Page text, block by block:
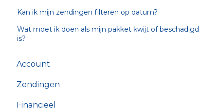
Kan ik mijn zendingen filteren op datum?
Wat moet ik doen als mijn pakket kwijt of beschadigd
is?
Account
Zendingen
Financieel